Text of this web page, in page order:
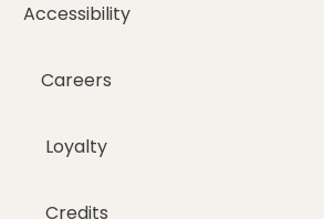
Accessibility
Careers
Loyalty
Credits